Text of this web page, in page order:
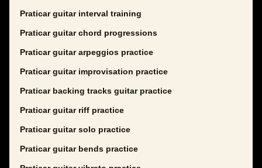
Praticar guitar interval training
Praticar guitar chord progressions
Praticar guitar arpeggios practice
Praticar guitar improvisation practice
Praticar backing tracks guitar practice
Praticar guitar riff practice
Praticar guitar solo practice
Praticar guitar bends practice